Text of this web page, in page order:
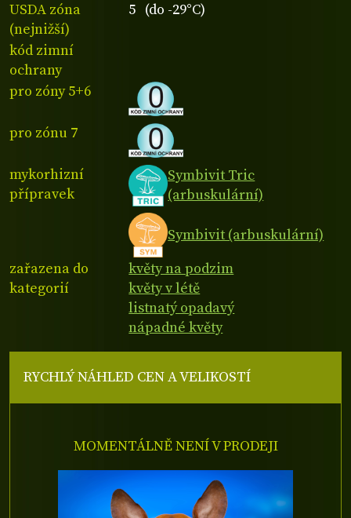
USDA zóna
(nejnižší)
5 (do -29°C)
kód zimní
ochrany
pro zóny 5+6
pro zónu 7
mykorhizní
přípravek
Symbivit Tric
(arbuskulární)
Symbivit (arbuskulární)
zařazena do
kategorií
květy na podzim
květy v létě
listnatý opadavý
nápadné květy
RYCHLÝ NÁHLED CEN A VELIKOSTÍ
MOMENTÁLNĚ NENÍ V PRODEJI